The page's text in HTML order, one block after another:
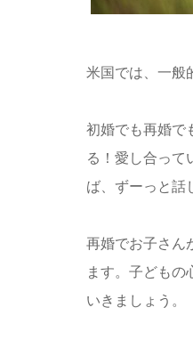
米国では、一般
初婚でも再婚で
る！愛し合って
ば、ずーっと話
再婚でお子さん
ます。子どもの
いきましょう。